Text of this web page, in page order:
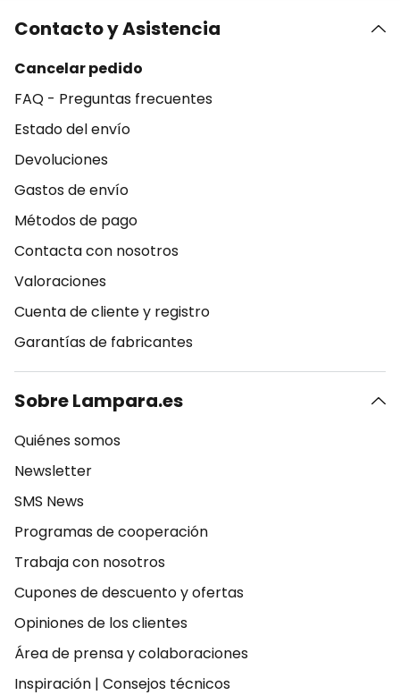
Contacto y Asistencia
Cancelar pedido
FAQ - Preguntas frecuentes
Estado del envío
Devoluciones
Gastos de envío
Métodos de pago
Contacta con nosotros
Valoraciones
Cuenta de cliente y registro
Garantías de fabricantes
Sobre Lampara.es
Quiénes somos
Newsletter
SMS News
Programas de cooperación
Trabaja con nosotros
Cupones de descuento y ofertas
Opiniones de los clientes
Área de prensa y colaboraciones
Inspiración | Consejos técnicos